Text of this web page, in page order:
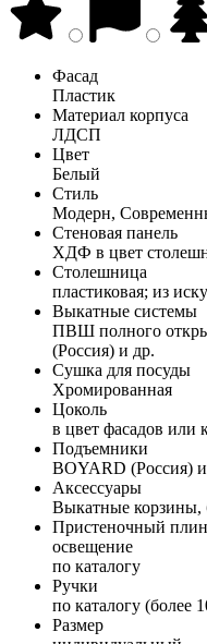
Фасад
Пластик
Материал корпуса
ЛДСП
Цвет
Белый
Стиль
Модерн,
Стеновая панель
ХДФ в цвет
Столешница
пластиковая; из
Выкатные системы
ПВШ полного
(Россия) и др.
Сушка для посуды
Хромированная
Цоколь
в цвет фасадов или
Подъемники
BOYARD (Россия)
Аксессуары
Выкатные корзины,
Пристеночный
освещение
по каталогу
Ручки
по каталогу (более
Размер